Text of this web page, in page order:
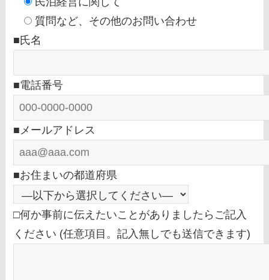
質問など、その他のお問い合わせ
■氏名
■電話番号
■メールアドレス
■お住まいの都道府県
□何か事前に伝えたいことがありましたらご記入
ください (任意項目。記入無しでも送信できます)